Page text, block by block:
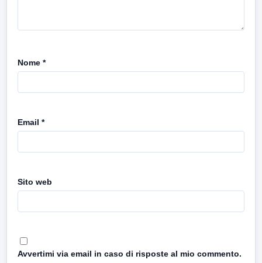
Nome *
Email *
Sito web
Avvertimi via email in caso di risposte al mio commento.